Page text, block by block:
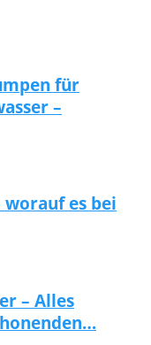
für
–
es bei
– Alles